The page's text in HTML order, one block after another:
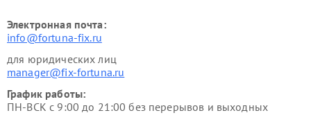
Электронная почта:
info@fortuna-fix.ru
для юридических лиц
manager@fix-fortuna.ru
График работы:
ПН-ВСК с 9:00 до 21:00 без перерывов и выходных